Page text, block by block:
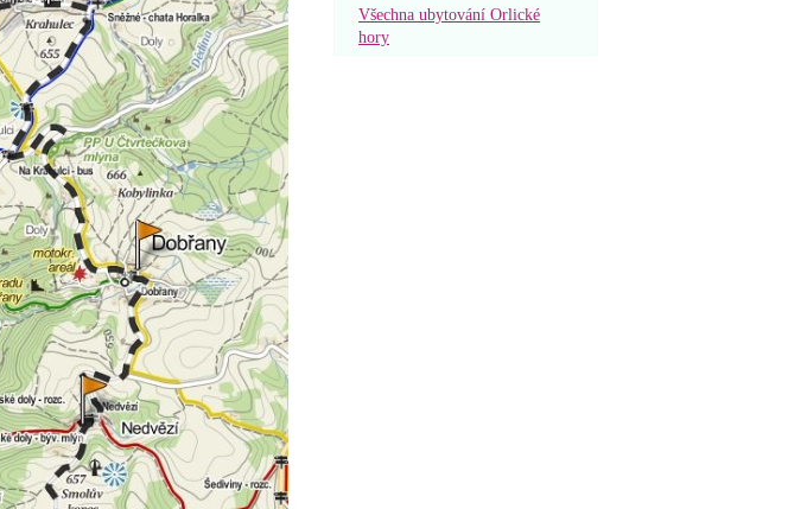
Všechna ubytování Orlické
hory